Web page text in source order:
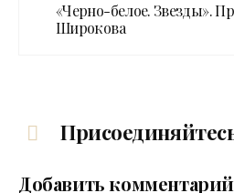
«Черно-белое. Звезды».
Широкова
Добавить комментарий